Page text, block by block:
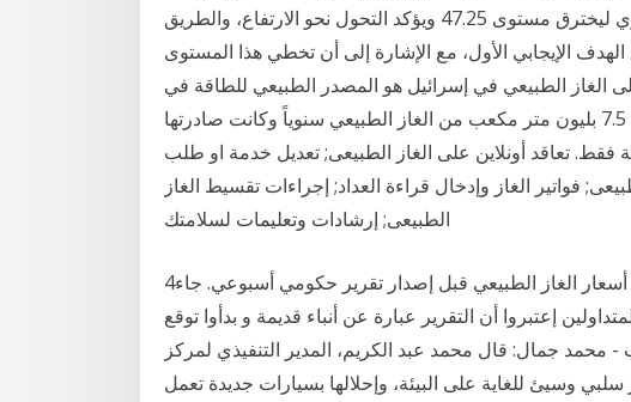
أعمال اندفع سعر النفط صعوداً بشكل قوي ليخترق مستوى 47.25 ويؤكد التحول نحو الارتفاع، والطريق
مستوى 49.40 الذي يمثّل الهدف الإيجابي الأول، مع الإشارة إلى أن تخطي هذا المستوى
الطبيعي في إسرائيل هو المصدر الطبيعي للطاقة في
إسرائيل.في 2014، كانت إنتاج إسرائيل أكثر من 7.5 بليون متر مكعب من الغاز الطبيعي سنوياً وكانت صادرتها
فقط. تعاقد أونلاين على الغاز الطبيعى; تعديل خدمة او طلب
فواتير الغاز وإدخال قراءة العداد; إجراءات تقسيط الغاز
الطبيعى; إرشادات وتعليمات لسلامتك
4‏‏/9‏‏/1441 بعد الهجرة يوم الخميس ، صعدت أسعار الغاز الطبيعي قبل إصدار تقرير حكومي أسبوعي. جاء
إعتبروا أن التقرير عبارة عن أنباء قديمة و بدأوا توقع
جمال: قال محمد عبد الكريم، المدير التنفيذي لمركز
سلبي وسيئ للغاية على البيئة، وإحلالها بسيارات جديدة تعمل